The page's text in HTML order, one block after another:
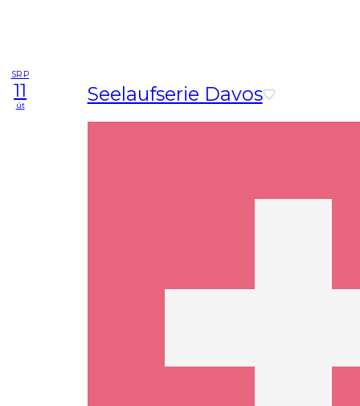
SRP
11
út Seelaufserie Davos